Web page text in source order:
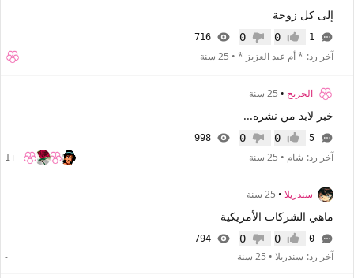
إلى كل زوجة
1 إعجاب0 عدم إعجاب
0
716
آخر رد: * أم عبد العزيز * • 25 سنة
الجريح • 25 سنة
خبر لابد من نشره...
5 إعجاب0 عدم إعجاب
0
998
آخر رد: شام • 25 سنة +1
سندريلا • 25 سنة
ماهي الشركات الأمريكية
0 إعجاب0 عدم إعجاب
0
794
آخر رد: سندريلا • 25 سنة -